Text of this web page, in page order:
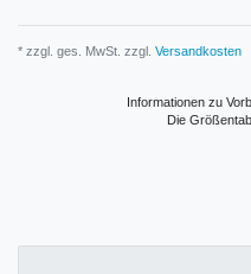
* zzgl. ges. MwSt. zzgl. Versandkosten
Informationen zu
Die